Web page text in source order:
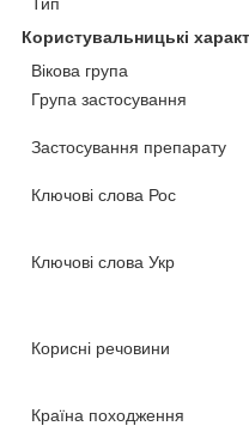
Користувальницькі
Вікова група
Група застосування
Застосування препарату
Ключові слова Рос
Ключові слова Укр
Корисні речовини
Країна походження